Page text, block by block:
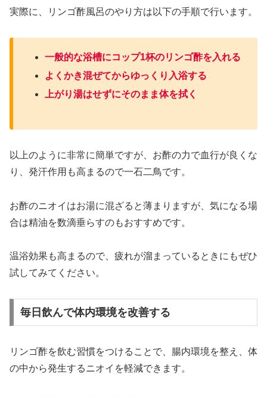
実際に、リンゴ酢風呂のやり方は以下の手順で行います。
一般的な浴槽にコップ1杯のリンゴ酢を入れる
よくかき混ぜてからゆっくり入浴する
上がり湯はせずにそのまま体を拭く
以上のように非常に簡単ですが、お酢の力で血行が良くな
り、発汗作用も高まるので一石二鳥です。
お酢のニオイはお湯に混ざると薄まりますが、気になる場
合は精油を数滴垂らすのもおすすめです。
温浴効果も高まるので、疲れが溜まっているときにもぜひ
試してみてください。
毎日飲んで体内環境を改善する
リンゴ酢を飲む習慣をつけることで、腸内環境を整え、体
の中から発生するニオイを軽減できます。